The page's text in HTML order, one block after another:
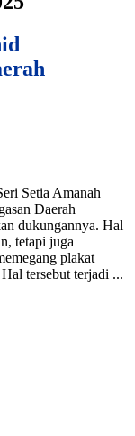
Setia Amanah
Daerah
dukungannya. Hal
tetapi juga
plakat
tersebut terjadi ...